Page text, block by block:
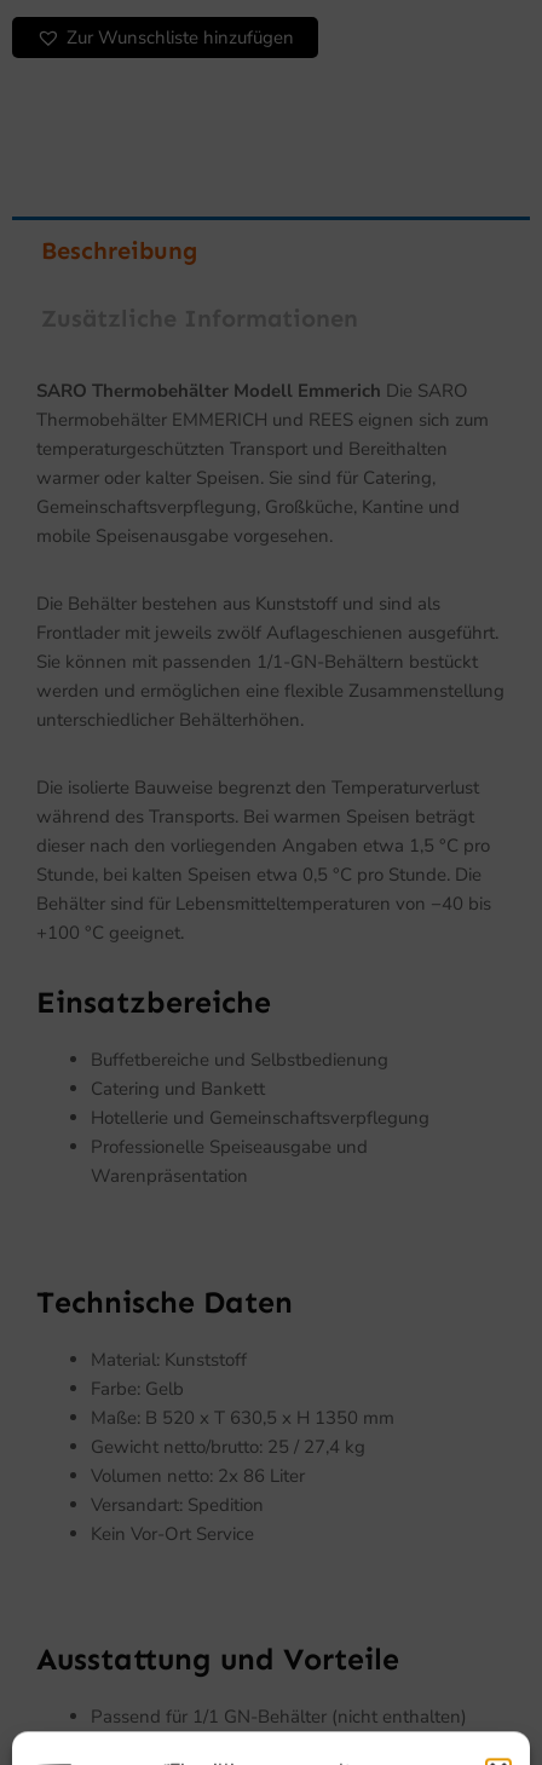
Zur Wunschliste hinzufügen
Beschreibung
SARO Thermobehälter Modell Emmerich Die SARO
Thermobehälter EMMERICH und REES eignen sich zum
temperaturgeschützten Transport und Bereithalten
warmer oder kalter Speisen. Sie sind für Catering,
Gemeinschaftsverpflegung, Großküche, Kantine und
mobile Speisenausgabe vorgesehen.
Die Behälter bestehen aus Kunststoff und sind als
Frontlader mit jeweils zwölf Auflageschienen ausgeführt.
Sie können mit passenden 1/1-GN-Behältern bestückt
werden und ermöglichen eine flexible Zusammenstellung
unterschiedlicher Behälterhöhen.
Die isolierte Bauweise begrenzt den Temperaturverlust
während des Transports. Bei warmen Speisen beträgt
dieser nach den vorliegenden Angaben etwa 1,5 °C pro
Stunde, bei kalten Speisen etwa 0,5 °C pro Stunde. Die
Behälter sind für Lebensmitteltemperaturen von −40 bis
+100 °C geeignet.
Einsatzbereiche
Buffetbereiche und Selbstbedienung
Catering und Bankett
Hotellerie und Gemeinschaftsverpflegung
Professionelle Speiseausgabe und
Warenpräsentation
Technische Daten
Material: Kunststoff
Farbe: Gelb
Maße: B 520 x T 630,5 x H 1350 mm
Gewicht netto/brutto: 25 / 27,4 kg
Volumen netto: 2x 86 Liter
Versandart: Spedition
Kein Vor-Ort Service
Ausstattung und Vorteile
Passend für 1/1 GN-Behälter (nicht enthalten)